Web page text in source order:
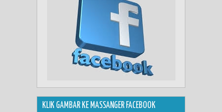
KLIK GAMBAR KE MASSANGER FACEBOOK